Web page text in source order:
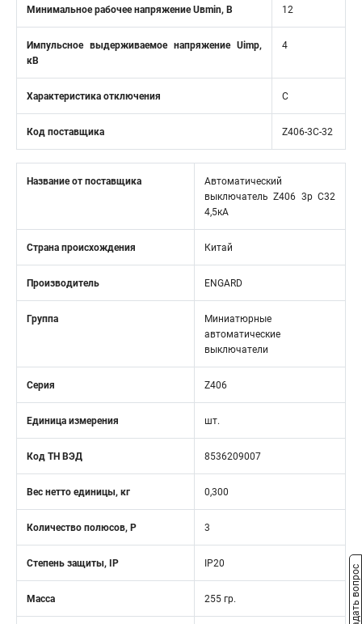
Минимальное рабочее напряжение Uвmin, B 12
Импульсное выдерживаемое напряжение Uimp,
кВ
4
Характеристика отключения C
Код поставщика Z406-3C-32
Название от поставщика
Автоматический
выключатель Z406 3р C32
4,5кА
Страна происхождения Китай
Производитель ENGARD
Группа
Миниатюрные
автоматические
выключатели
Серия Z406
Единица измерения шт.
Код ТН ВЭД 8536209007
Вес нетто единицы, кг 0,300
Количество полюсов, Р 3
Степень защиты, IP IP20
Масса 255 гр. Задать вопрос